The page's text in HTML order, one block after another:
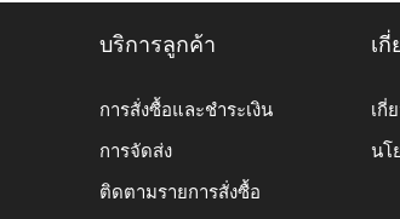
บริการลูกค้า
การสั่งซื้อและชำระเงิน
การจัดส่ง
ติดตามรายการสั่งซื้อ
เกี่
เกี่
นโ